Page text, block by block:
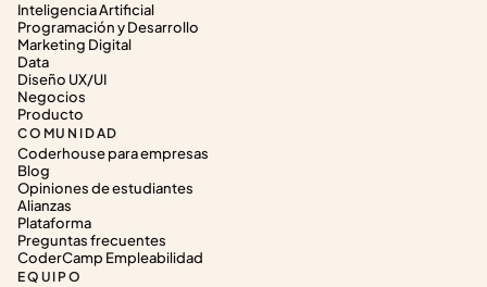
Inteligencia Artificial
Programación y Desarrollo
Marketing Digital
Data
Diseño UX/UI
Negocios
Producto
COMUNIDAD
Coderhouse para empresas
Blog
Opiniones de estudiantes
Alianzas
Plataforma
Preguntas frecuentes
CoderCamp Empleabilidad
EQUIPO